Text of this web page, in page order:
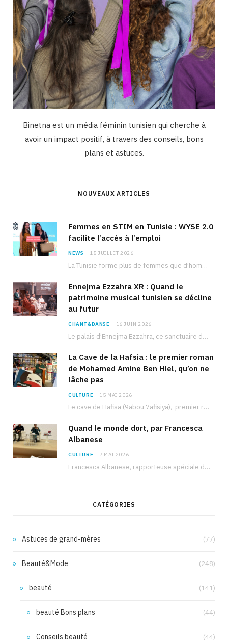
Binetna est un média féminin tunisien qui cherche à
avoir un impact positif, à travers des conseils, bons
plans et astuces.
NOUVEAUX ARTICLES
Femmes en STIM en Tunisie : WYSE 2.0
facilite l’accès à l’emploi
NEWS 15 JUILLET 2026
La Tunisie forme plus de femmes que d’hommes dans les filières scientifiques. Pourtant, pour beaucoup…
Ennejma Ezzahra XR : Quand le
patrimoine musical tunisien se décline
au futur
CHANT&DANSE 16 JUIN 2026
Le palais d’Ennejma Ezzahra, ce sanctuaire de la musique tunisienne et méditerranéenne construit par le…
La Cave de la Hafsia : le premier roman
de Mohamed Amine Ben Hlel, qu’on ne
lâche pas
CULTURE 15 MAI 2026
Le cave de Hafisa (9abou 7afisiya), premier roman du journaliste tunisien Mohamed Amine Ben Hlel,…
Quand le monde dort, par Francesca
Albanese
CULTURE 7 MAI 2026
Francesca Albanese, rapporteuse spéciale de l’ONU sur les territoires palestiniens occupés, était à Tunis pour…
CATÉGORIES
Astuces de grand-mères (77)
Beauté&Mode (248)
beauté (141)
beauté Bons plans (44)
Conseils beauté (44)